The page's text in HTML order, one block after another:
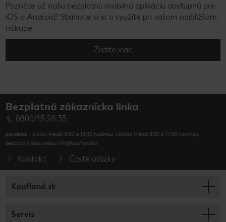
Poznáte už našu bezplatnú mobilnú aplikáciu dostupnú pre
iOS a Android? Stiahnite si ju a využite pri vašom najbližšom
nákupe.
Zistite viac
Bezplatná zákaznícka linka
0800/15 28 35
pondelok - piatok medzi 8:00 a 18:00 hodinou, sobota medzi 8:00 a 17:00 hodinou,
bezplatná linka alebo info@kaufland.sk
Kontakt Časté otázky
Kaufland.sk
Servis